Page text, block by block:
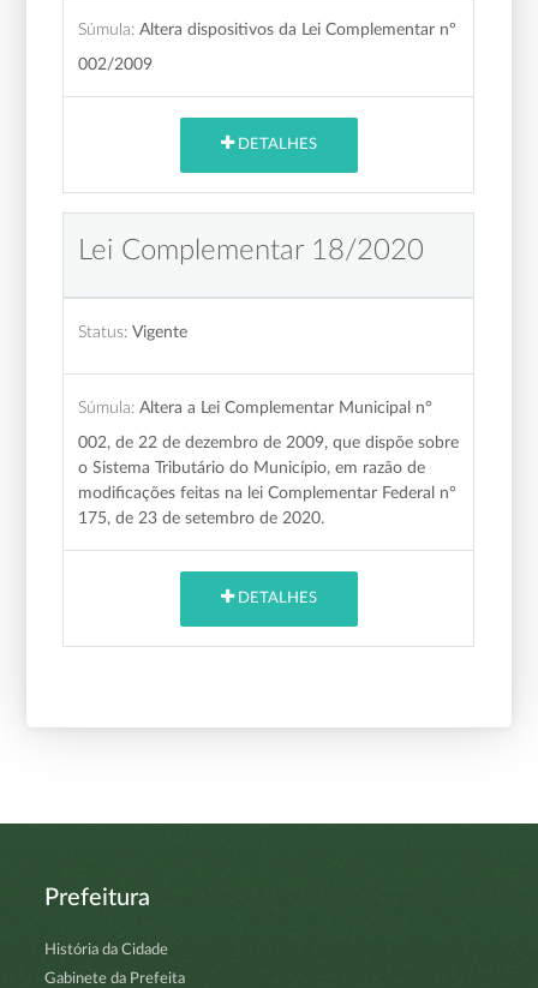
Súmula: Altera dispositivos da Lei Complementar nº
002/2009
DETALHES
Lei Complementar 18/2020
Status: Vigente
Súmula: Altera a Lei Complementar Municipal n°
002, de 22 de dezembro de 2009, que dispõe sobre
o Sistema Tributário do Município, em razão de
modificações feitas na lei Complementar Federal n°
175, de 23 de setembro de 2020.
DETALHES
Prefeitura
História da Cidade
Gabinete da Prefeita